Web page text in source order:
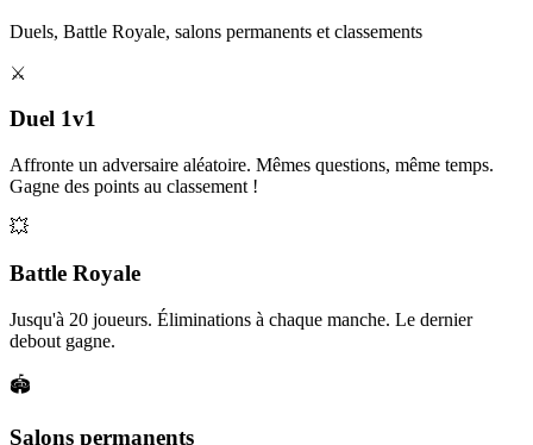
Duels, Battle Royale, salons permanents et classements
⚔️
Duel 1v1
Affronte un adversaire aléatoire. Mêmes questions, même temps.
Gagne des points au classement !
💥
Battle Royale
Jusqu'à 20 joueurs. Éliminations à chaque manche. Le dernier
debout gagne.
🏟️
Salons permanents